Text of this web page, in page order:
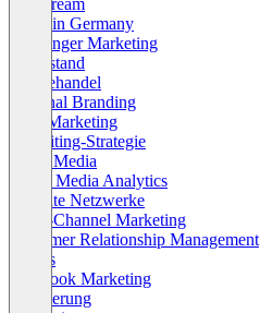
Livestream
Made in Germany
Messenger Marketing
Mittelstand
Onlinehandel
Personal Branding
Push Marketing
Recruiting-Strategie
Retail Media
Social Media Analytics
Affiliate Netzwerke
Cross-Channel Marketing
Customer Relationship Management
Events
Facebook Marketing
Indexierung